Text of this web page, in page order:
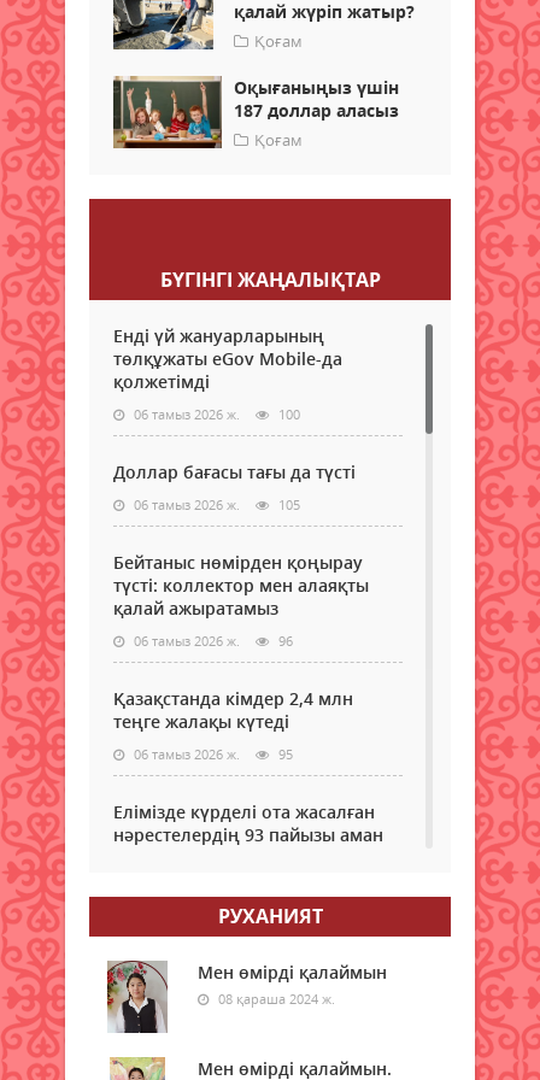
қалай жүріп жатыр?
Қоғам
Оқығаныңыз үшін
187 доллар аласыз
Қоғам
БҮГІНГI ЖАҢАЛЫҚТАР
Енді үй жануарларының
төлқұжаты eGov Mobile-да
қолжетімді
06 тамыз 2026 ж. 100
Доллар бағасы тағы да түсті
06 тамыз 2026 ж. 105
Бейтаныс нөмірден қоңырау
түсті: коллектор мен алаяқты
қалай ажыратамыз
06 тамыз 2026 ж. 96
Қазақстанда кімдер 2,4 млн
теңге жалақы күтеді
06 тамыз 2026 ж. 95
Елімізде күрделі ота жасалған
нәрестелердің 93 пайызы аман
ЖОО-ға қабылдауда ескеріледі
06 тамыз 2026 ж. 93
Enbek.kz: Қазақстанда жұмыс
РУХАНИЯТ
Мен өмірді қалаймын
08 қараша 2024 ж.
Мен өмірді қалаймын.